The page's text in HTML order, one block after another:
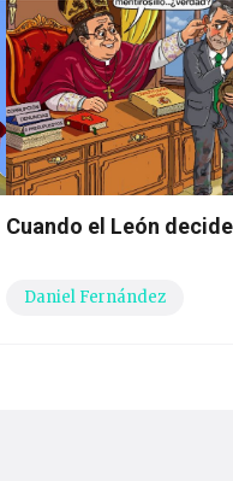
Cuando el León
Daniel Fernández